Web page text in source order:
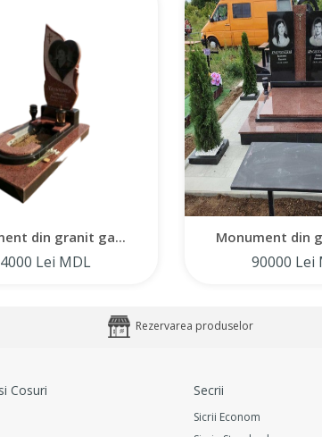
din granit ga...
Lei MDL
Monument din
90000 Lei
Rezervarea produselor
Cosuri Secrii
Sicrii Econom